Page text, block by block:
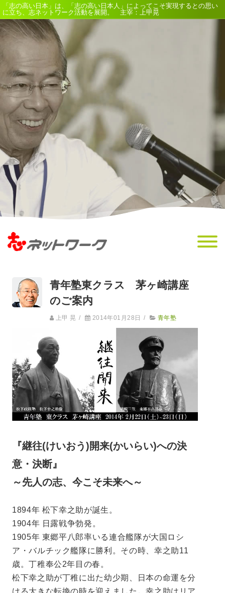
「志の高い日本」は、「志の高い日本人」によってこそ実現するとの思い
に立ち、志ネットワーク活動を展開。 主宰：上甲晃
青年塾東クラス 茅ヶ崎講座
のご案内
上甲 晃 / 2014年01月28日 / 青年塾
『継往(けいおう)開来(かいらい)への決
意・決断』
～先人の志、今こそ未来へ～
1894年 松下幸之助が誕生。
1904年 日露戦争勃発。
1905年 東郷平八郎率いる連合艦隊が大国ロシ
ア・バルチック艦隊に勝利。その時、幸之助11
歳。丁稚奉公2年目の春。
松下幸之助が丁稚に出た幼少期、日本の命運を分
ける大きな転換の時を迎えました。幸之助はリア